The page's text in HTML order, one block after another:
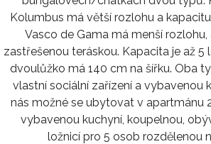
Kolumbus má větší rozlohu a
Vasco de Gama má menší
zastřešenou teráskou. Kapacita je až 5
dvoulůžko má 140 cm na šířku. Oba
vlastní sociální zařízení a vybavenou
nás možné se ubytovat v apartmánu
vybavenou kuchyní, koupelnou,
ložnicí pro 5 osob rozdělenou